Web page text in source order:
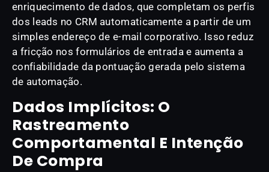
enriquecimento de dados, que completam os perfis
dos leads no CRM automaticamente a partir de um
simples endereço de e-mail corporativo. Isso reduz
a fricção nos formulários de entrada e aumenta a
confiabilidade da pontuação gerada pelo sistema
de automação.
Dados Implícitos: O
Rastreamento
Comportamental E Intenção
De Compra